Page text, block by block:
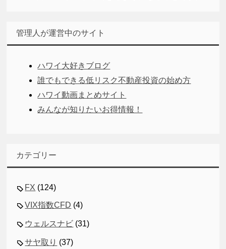
管理人が運営中のサイト
ハワイ大好きブログ
誰でもできる低リスク不動産投資の始め方
ハワイ動画まとめサイト
みんなが知りたいお得情報！
カテゴリー
FX (124)
VIX指数CFD (4)
ウェルスナビ (31)
サヤ取り (37)